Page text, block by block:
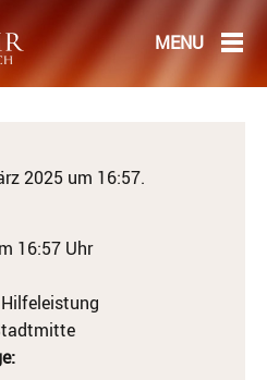
2025 um 16:57.
16:57 Uhr